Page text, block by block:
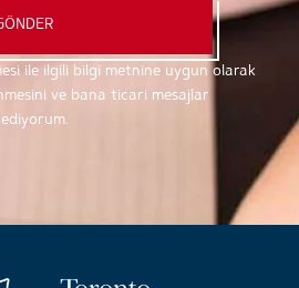
ile ilgili bilgi metnine uygun olarak
ve bana ticari mesajlar